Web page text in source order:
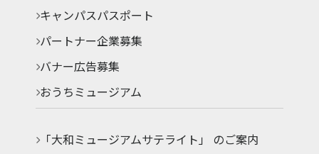
キャンパスパスポート
パートナー企業募集
バナー広告募集
おうちミュージアム
「大和ミュージアムサテライト」 のご案内